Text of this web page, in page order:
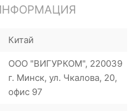
Китай
ООО "ВИГУРКОМ", 220039
г. Минск, ул. Чкалова, 20,
офис 97